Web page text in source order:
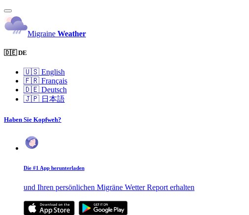
Migraine Weather
🇩🇪 DE
🇺🇸 English
🇫🇷 Français
🇩🇪 Deutsch
🇯🇵 日本語
Haben Sie Kopfweh?
Die #1 App herunterladen
und Ihren persönlichen Migräne Wetter Report erhalten